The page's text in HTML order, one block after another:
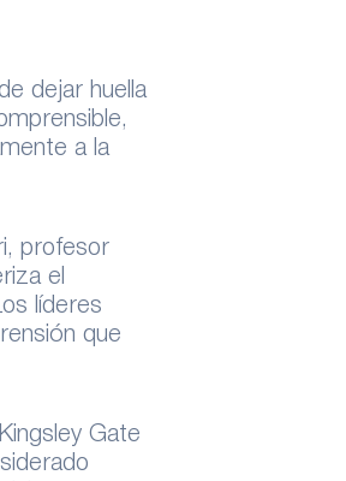
dejar huella
a la
profesor
el
líderes
que
Kingsley Gate